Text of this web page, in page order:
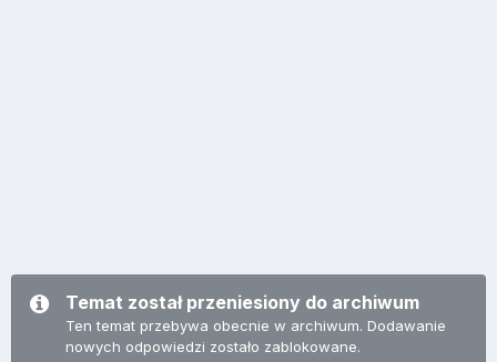
Temat został przeniesiony do archiwum
Ten temat przebywa obecnie w archiwum. Dodawanie
nowych odpowiedzi zostało zablokowane.